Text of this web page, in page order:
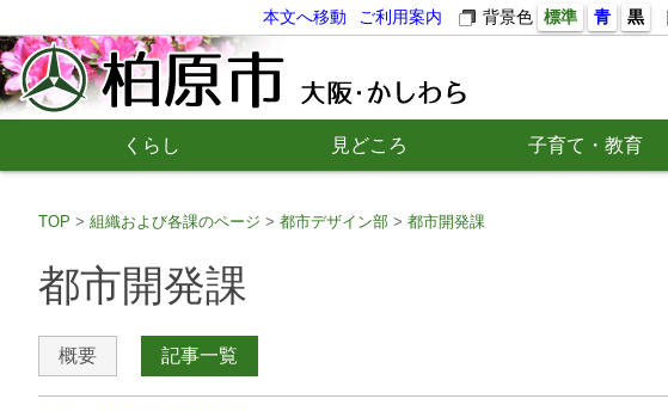
本文へ移動 ご利用案内 背景色 標準 青 黒
くらし 見どころ 子育て・教育
TOP 組織および各課のページ 都市デザイン部 都市開発課
都市開発課
概要 記事一覧